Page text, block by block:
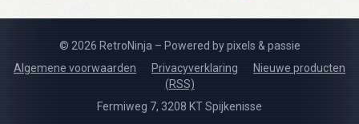
© 2026 RetroNinja – Powered by pixels & passie
Algemene voorwaarden
Privacyverklaring
Nieuwe producten
(RSS)
Fermiweg 7, 3208 KT Spijkenisse